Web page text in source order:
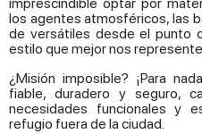
imprescindible optar por
los agentes atmosféricos, las
de versátiles desde el punto
estilo que mejor nos
¿Misión imposible? ¡Para
fiable, duradero y seguro,
necesidades funcionales y
refugio fuera de la ciudad.